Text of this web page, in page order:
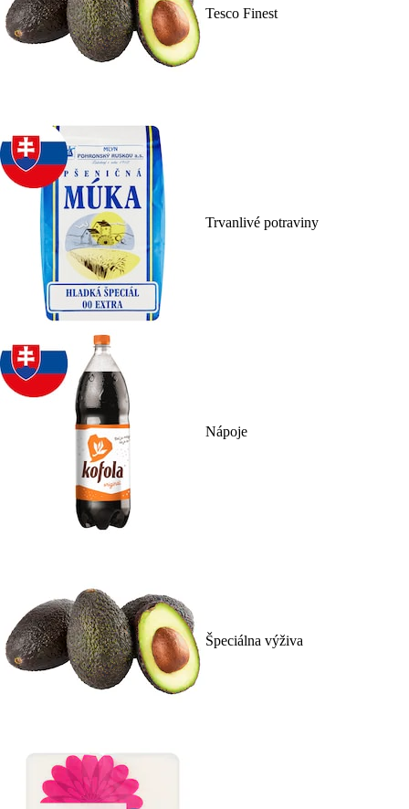
Tesco Finest
Trvanlivé potraviny
Nápoje
Špeciálna výživa